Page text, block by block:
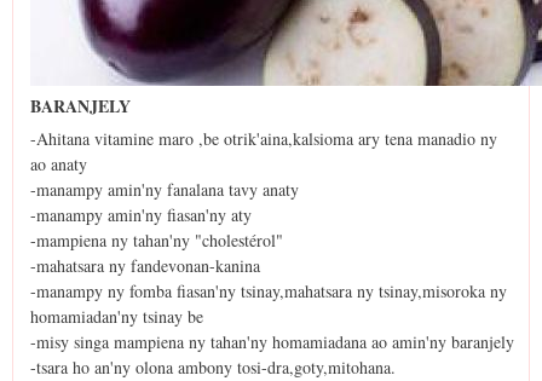
BARANJELY
-Ahitana vitamine maro ,be otrik'aina,kalsioma ary tena manadio ny
ao anaty
-manampy amin'ny fanalana tavy anaty
-manampy amin'ny fiasan'ny aty
-mampiena ny tahan'ny "cholestérol"
-mahatsara ny fandevonan-kanina
-manampy ny fomba fiasan'ny tsinay,mahatsara ny tsinay,misoroka ny
homamiadan'ny tsinay be
-misy singa mampiena ny tahan'ny homamiadana ao amin'ny baranjely
-tsara ho an'ny olona ambony tosi-dra,goty,mitohana.